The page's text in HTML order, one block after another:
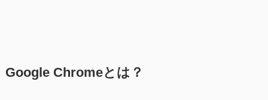
Google Chromeとは？